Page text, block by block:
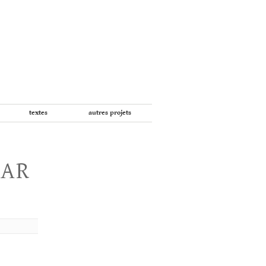
textes autres projets